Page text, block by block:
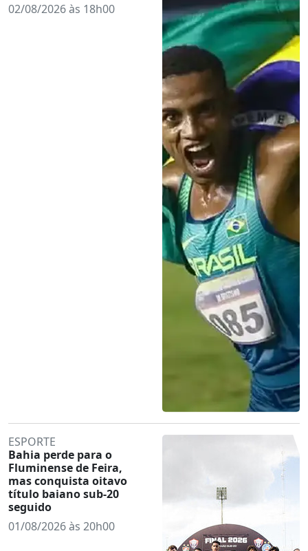
02/08/2026 às 18h00
ESPORTE
Bahia perde para o
Fluminense de Feira,
mas conquista oitavo
título baiano sub-20
seguido
01/08/2026 às 20h00